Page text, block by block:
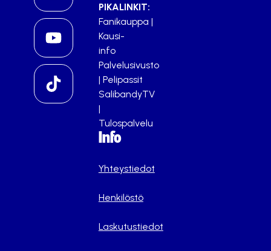
PIKALINKIT:
Fanikauppa |
Kausi-
info
Palvelusivusto
| Pelipassit
SalibandyTV
|
Tulospalvelu
Info
Yhteystiedot
Henkilöstö
Laskutustiedot